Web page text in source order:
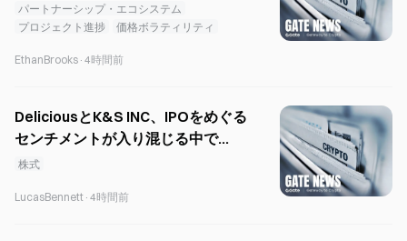
パートナーシップ・エコシステム
プロジェクト進捗
価格ボラティリティ
EthanBrooks · 4時間前
DeliciousとK&S INC、IPOをめぐる
センチメントが入り混じる中で
KOSDAQに上場
株式
LucasBennett · 4時間前